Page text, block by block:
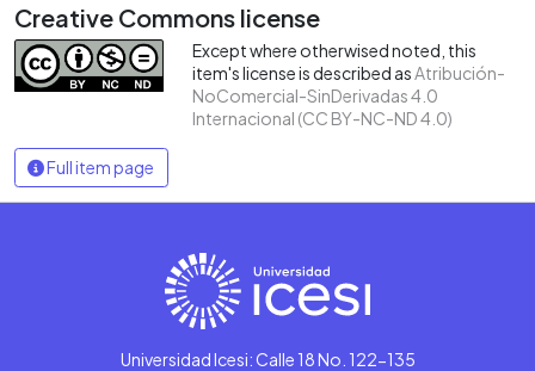
Creative Commons license
Except where otherwised noted, this
item's license is described asAtribución-
NoComercial-SinDerivadas 4.0
Internacional (CC BY-NC-ND 4.0)
Full item page
Universidad Icesi: Calle 18 No. 122-135